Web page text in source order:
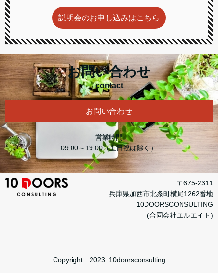
説明会のお申し込みはこちら
お問い合わせ
contact
お問い合わせ
営業時間
09:00～19:00（土日祝は除く）
〒675-2311
兵庫県加西市北条町横尾1262番地
10DOORSCONSULTING
(合同会社エルエイト)
Copyright 2023 10doorsconsulting